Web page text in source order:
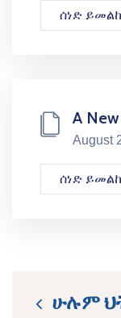
ሰነድ
A
August
ሰነድ
icon
ሁሉም